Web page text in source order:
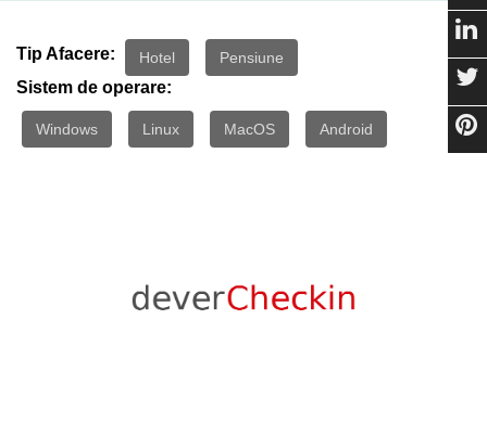
Tip Afacere: Hotel Pensiune
Sistem de operare:
Windows Linux MacOS Android